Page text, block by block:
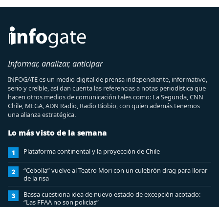
Informar, analizar, anticipar
INFOGATE es un medio digital de prensa independiente, informativo,
serio y creíble, así dan cuenta las referencias a notas periodística que
hacen otros medios de comunicación tales como: La Segunda, CNN
Chile, MEGA, ADN Radio, Radio Biobio, con quien además tenemos
una alianza estratégica.
Lo más visto de la semana
1 Plataforma continental y la proyección de Chile
2
“Cebolla” vuelve al Teatro Mori con un culebrón drag para llorar
de la risa
3
Bassa cuestiona idea de nuevo estado de excepción acotado:
“Las FFAA no son policías”